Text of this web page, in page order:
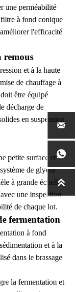
une perméabilité
à fond conique
l'efficacité
remous
et à la haute
de chauffage à
être équipé
décharge de
en suspension
petite surface et
de glycol
à grande échelle
une inspection
de chaque lot.
fermentation
à fond
et à la
dans le brassage
la fermentation et


